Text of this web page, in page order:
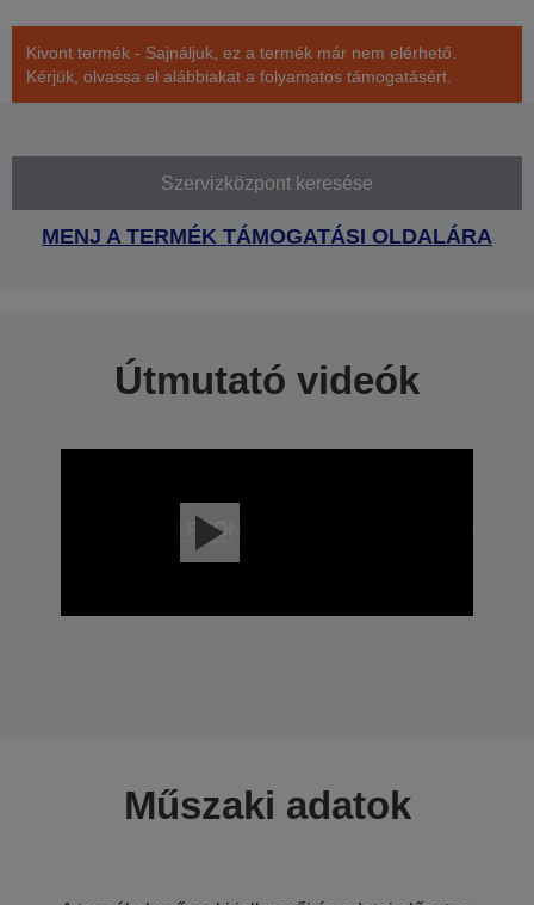
Kivont termék - Sajnáljuk, ez a termék már nem elérhető.
Kérjük, olvassa el alábbiakat a folyamatos támogatásért.
Szervizközpont keresése
MENJ A TERMÉK TÁMOGATÁSI OLDALÁRA
Útmutató videók
Műszaki adatok